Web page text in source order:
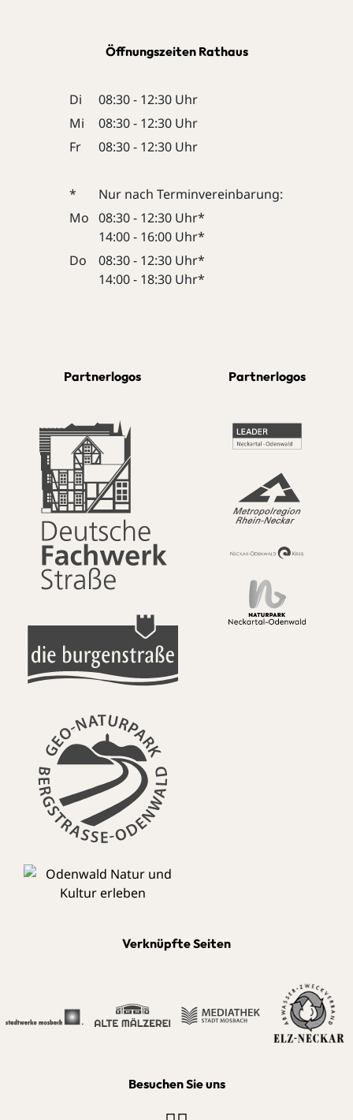
Öffnungszeiten Rathaus
Di
08:30 - 12:30 Uhr
Mi
08:30 - 12:30 Uhr
Fr
08:30 - 12:30 Uhr
*
Nur nach Terminvereinbarung:
Mo 08:30 - 12:30 Uhr*
14:00 - 16:00 Uhr*
Do
08:30 - 12:30 Uhr*
14:00 - 18:30 Uhr*
Partnerlogos Partnerlogos
Verknüpfte Seiten
Besuchen Sie uns